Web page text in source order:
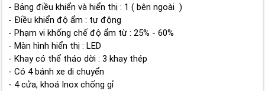
- Bảng điều khiển và hiển thị : 1 ( bên ngoài )
- Điều khiển độ ẩm : tự động
- Phạm vi khống chế độ ẩm từ : 25% - 60%
- Màn hình hiển thị : LED
- Khay có thể tháo dời : 3 khay thép
- Có 4 bánh xe di chuyển
- 4 cửa, khoá Inox chống gỉ